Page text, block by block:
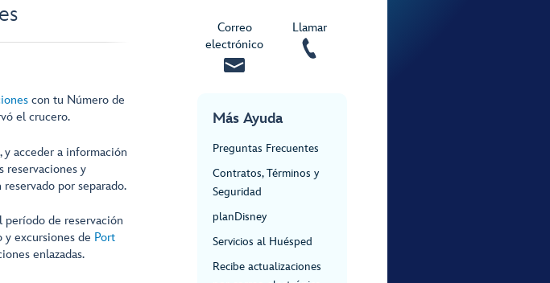
con tu Número de
el crucero.
y acceder a información
reservaciones y
por separado.
de reservación
y excursiones de Port
enlazadas.
Correo
electrónico
Llamar
Más Ayuda
Preguntas Frecuentes
Contratos, Términos y
Seguridad
planDisney
Servicios al Huésped
Recibe actualizaciones